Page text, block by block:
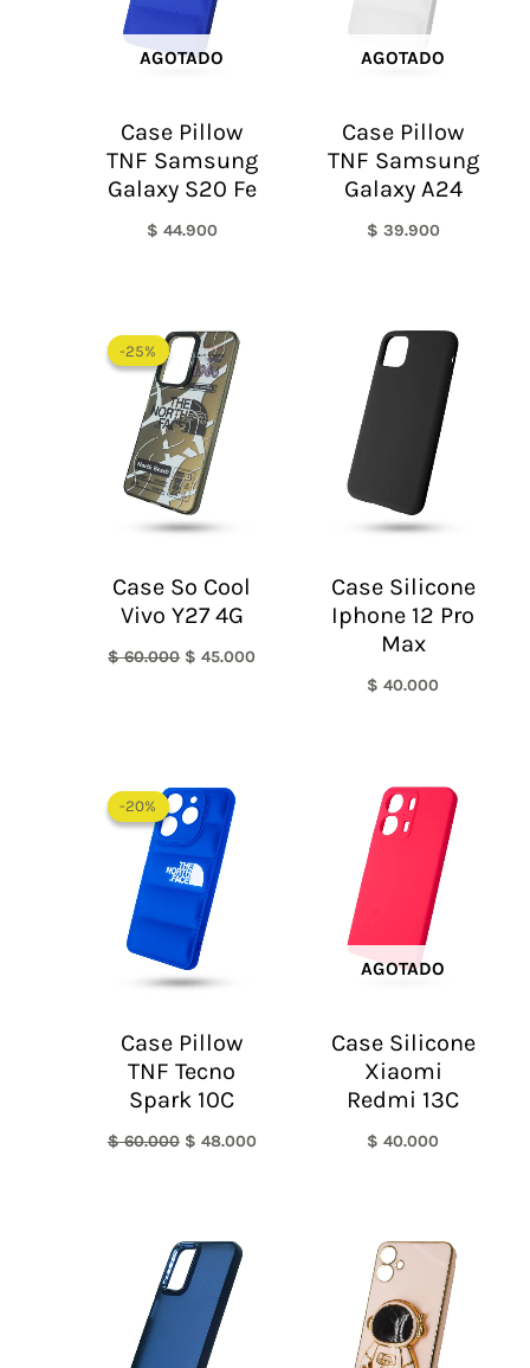
AGOTADO
Case Pillow
TNF Samsung
Galaxy S20 Fe
$ 44.900
AGOTADO
Case Pillow
TNF Samsung
Galaxy A24
$ 39.900
-25%
-25%
Case So Cool
Vivo Y27 4G
$60.000
precio
original
era:
$ 60.000.
$ 45.000
Case Silicone
Iphone 12 Pro
Max
$ 40.000
-20%
-20%
Case Pillow
TNF Tecno
Spark 10C
$60.000
precio
original
era:
$ 60.000.
$ 48.000
AGOTADO
Case Silicone
Xiaomi
Redmi 13C
$ 40.000